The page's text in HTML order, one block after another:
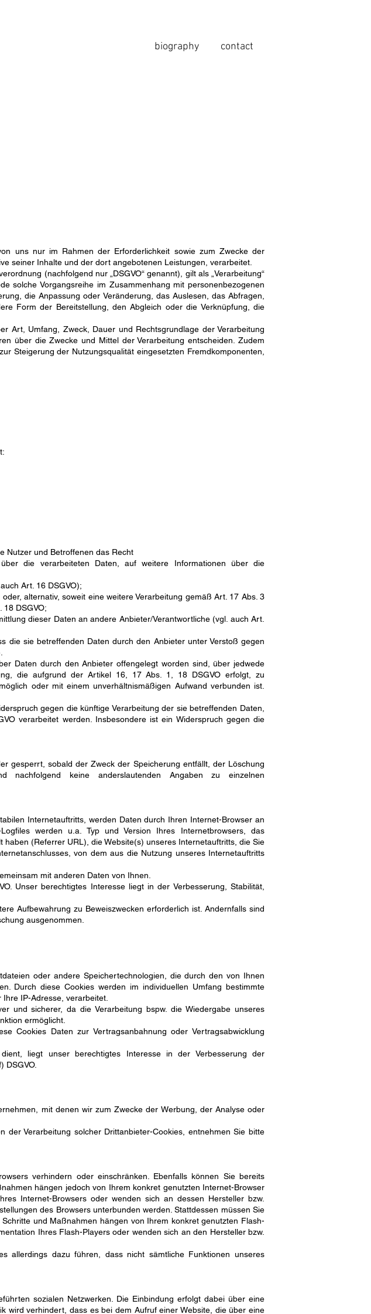
biography contact
uns nur im Rahmen der Erforderlichkeit sowie zum Zwecke der
seiner Inhalte und der dort angebotenen Leistungen, verarbeitet.
(nachfolgend nur „DSGVO“ genannt), gilt als „Verarbeitung“
solche Vorgangsreihe im Zusammenhang mit personenbezogenen
die Anpassung oder Veränderung, das Auslesen, das Abfragen,
Form der Bereitstellung, den Abgleich oder die Verknüpfung, die
Art, Umfang, Zweck, Dauer und Rechtsgrundlage der Verarbeitung
über die Zwecke und Mittel der Verarbeitung entscheiden. Zudem
Steigerung der Nutzungsqualität eingesetzten Fremdkomponenten,
Nutzer und Betroffenen das Recht
die verarbeiteten Daten, auf weitere Informationen über die
Art. 16 DSGVO);
alternativ, soweit eine weitere Verarbeitung gemäß Art. 17 Abs. 3
18 DSGVO;
dieser Daten an andere Anbieter/Verantwortliche (vgl. auch Art.
die sie betreffenden Daten durch den Anbieter unter Verstoß gegen
Daten durch den Anbieter offengelegt worden sind, über jedwede
die aufgrund der Artikel 16, 17 Abs. 1, 18 DSGVO erfolgt, zu
oder mit einem unverhältnismäßigen Aufwand verbunden ist.
gegen die künftige Verarbeitung der sie betreffenden Daten,
verarbeitet werden. Insbesondere ist ein Widerspruch gegen die
gesperrt, sobald der Zweck der Speicherung entfällt, der Löschung
nachfolgend keine anderslautenden Angaben zu einzelnen
Internetauftritts, werden Daten durch Ihren Internet-Browser an
werden u.a. Typ und Version Ihres Internetbrowsers, das
(Referrer URL), die Website(s) unseres Internetauftritts, die Sie
von dem aus die Nutzung unseres Internetauftritts
mit anderen Daten von Ihnen.
Unser berechtigtes Interesse liegt in der Verbesserung, Stabilität,
Aufbewahrung zu Beweiszwecken erforderlich ist. Andernfalls sind
ausgenommen.
oder andere Speichertechnologien, die durch den von Ihnen
Durch diese Cookies werden im individuellen Umfang bestimmte
IP-Adresse, verarbeitet.
und sicherer, da die Verarbeitung bspw. die Wiedergabe unseres
ermöglicht.
Cookies Daten zur Vertragsanbahnung oder Vertragsabwicklung
liegt unser berechtigtes Interesse in der Verbesserung der
DSGVO.
mit denen wir zum Zwecke der Werbung, der Analyse oder
Verarbeitung solcher Drittanbieter-Cookies, entnehmen Sie bitte
verhindern oder einschränken. Ebenfalls können Sie bereits
hängen jedoch von Ihrem konkret genutzten Internet-Browser
Internet-Browsers oder wenden sich an dessen Hersteller bzw.
des Browsers unterbunden werden. Stattdessen müssen Sie
und Maßnahmen hängen von Ihrem konkret genutzten Flash-
Ihres Flash-Players oder wenden sich an den Hersteller bzw.
allerdings dazu führen, dass nicht sämtliche Funktionen unseres
sozialen Netzwerken. Die Einbindung erfolgt dabei über eine
wird verhindert, dass es bei dem Aufruf einer Website, die über eine